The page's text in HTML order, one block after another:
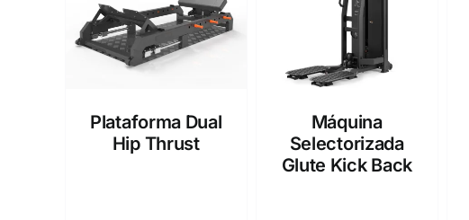
Plataforma Dual
Hip Thrust
Máquina
Selectorizada
Glute Kick Back